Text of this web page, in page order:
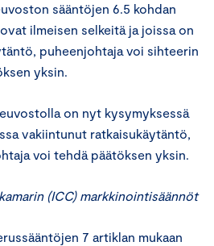
sääntöjen 6.5 kohdan
ilmeisen selkeitä ja joissa on
puheenjohtaja voi sihteerin
yksin.
on nyt kysymyksessä
vakiintunut ratkaisukäytäntö,
voi tehdä päätöksen yksin.
(ICC) markkinointisäännöt
7 artiklan mukaan